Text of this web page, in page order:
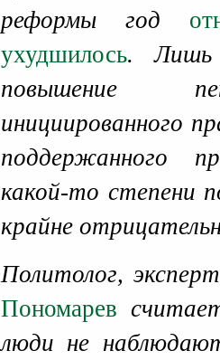
реформы год
ухудшилось. Лишь
повышение
инициированного
поддержанного
какой-то степени
крайне
Политолог,
Пономарев
люди не